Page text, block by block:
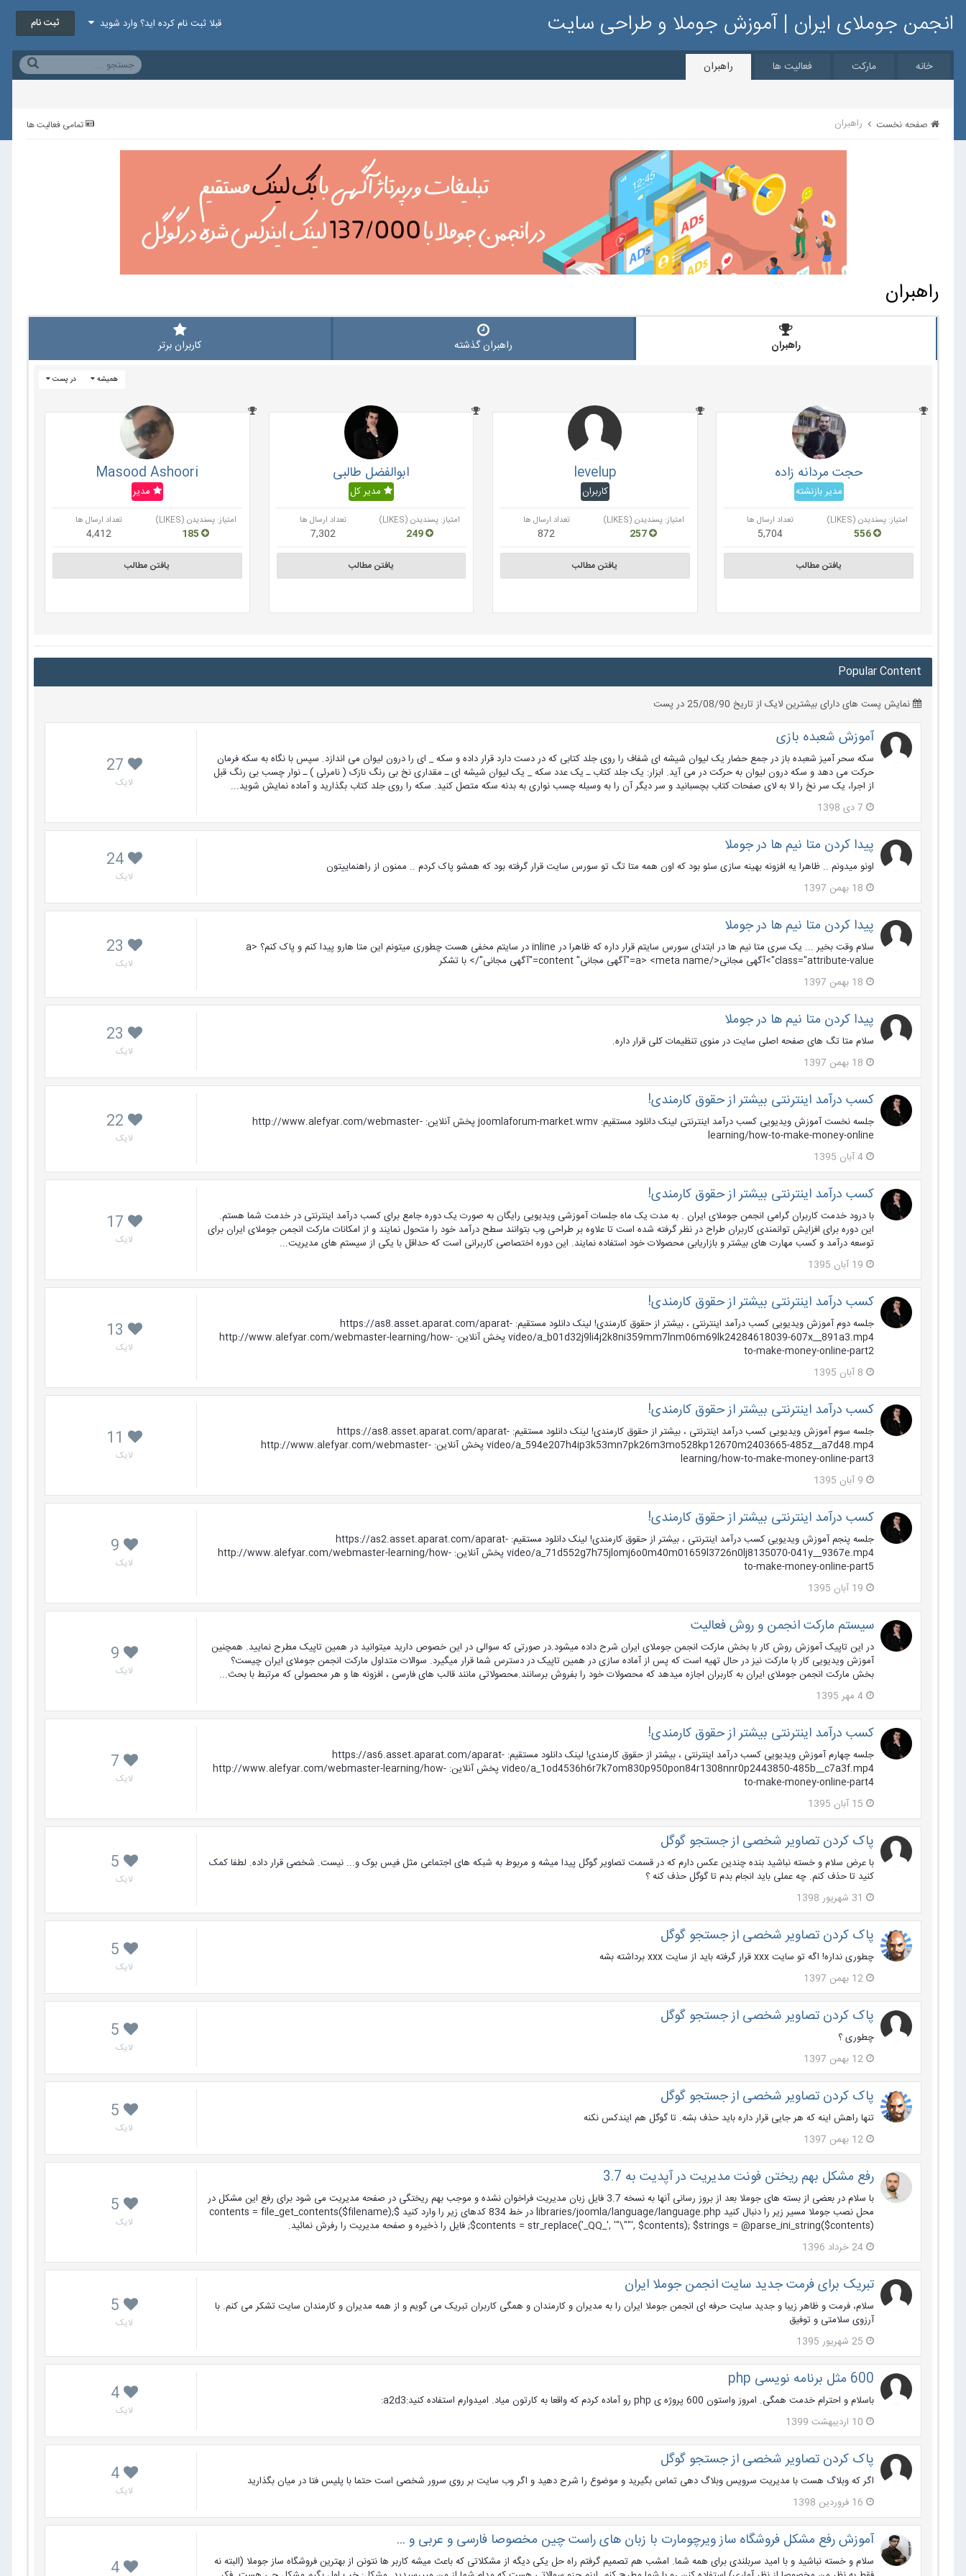
انجمن جوملای ایران | آموزش جوملا و طراحی سایت قبلا ثبت نام کرده اید؟ وارد شوید ثبت نام
خانه مارکت فعالیت ها راهبران
تمامی فعالیت ها صفحه نخست راهبران
راهبران
راهبران راهبران گذشته کاربران برتر
در پست همیشه
حجت مردانه زاده
مدیر بازنشته
امتیاز: پسندیدن (LIKES)
556
تعداد ارسال ها
5,704
یافتن مطالب
levelup
کاربران
امتیاز: پسندیدن (LIKES)
257
تعداد ارسال ها
872
یافتن مطالب
ابوالفضل طالبی
مدیر کل
امتیاز: پسندیدن (LIKES)
249
تعداد ارسال ها
7,302
یافتن مطالب
Masood Ashoori
مدیر
امتیاز: پسندیدن (LIKES)
185
تعداد ارسال ها
4,412
یافتن مطالب
Popular Content
نمایش پست های دارای بیشترین لایک از تاریخ 25/08/90 در پست
لایک
آموزش شعبده بازی
سکه سحر آمیز شعبده باز در جمع حضار یک لیوان شیشه ای شفاف را روی جلد کتابی که در دست دارد قرار داده و سکه _ ای را درون لیوان می اندازد. سپس با نگاه به سکه فرمان
حرکت می دهد و سکه درون لیوان به حرکت در می آید. ابزار: یک جلد کتاب ـ یک عدد سکه _ یک لیوان شیشه ای ـ مقداری نخ بی رنگ نازک ( نامرئی ) ـ نوار چسب بی رنگ قبل
از اجرا، یک سر نخ را لا به لای صفحات کتاب بچسبانید و سر دیگر آن را به وسیله چسب نواری به بدنه سکه متصل کنید. سکه را روی جلد کتاب بگذارید و آماده نمایش شوید...
7 دی 1398
لایک
پیدا کردن متا نیم ها در جوملا
اونو میدونم .. ظاهرا یه افزونه بهینه سازی سئو بود که اون همه متا تگ تو سورس سایت قرار گرفته بود که همشو پاک کردم .. ممنون از راهنماییتون
18 بهمن 1397
لایک
پیدا کردن متا نیم ها در جوملا
سلام وقت بخیر ... یک سری متا نیم ها در ابتدای سورس سایتم قرار داره که ظاهرا در inline در سایتم مخفی هست چطوری میتونم این متا هارو پیدا کنم و پاک کنم؟ <a
class="attribute-value">آگهی مجانی</a> <meta name="آگهی مجانی" content="آگهی مجانی"/> با تشکر
18 بهمن 1397
لایک
پیدا کردن متا نیم ها در جوملا
سلام متا تگ های صفحه اصلی سایت در منوی تنظیمات کلی قرار داره.
18 بهمن 1397
لایک
کسب درآمد اینترنتی بیشتر از حقوق کارمندی!
جلسه نخست آموزش ویدیویی کسب درآمد اینترنتی لینک دانلود مستقیم: joomlaforum-market.wmv پخش آنلاین: http://www.alefyar.com/webmaster-
learning/how-to-make-money-online
4 آبان 1395
لایک
کسب درآمد اینترنتی بیشتر از حقوق کارمندی!
با درود خدمت کاربران گرامی انجمن جوملای ایران . به مدت یک ماه جلسات آموزشی ویدیویی رایگان به صورت یک دوره جامع برای کسب درآمد اینترنتی در خدمت شما هستم.
این دوره برای افزایش توانمندی کاربران طراح در نظر گرفته شده است تا علاوه بر طراحی وب بتوانند سطح درآمد خود را متحول نمایند و از امکانات مارکت انجمن جوملای ایران برای
توسعه درآمد و کسب مهارت های بیشتر و بازاریابی محصولات خود استفاده نمایند. این دوره اختصاصی کاربرانی است که حداقل با یکی از سیستم های مدیریت...
19 آبان 1395
لایک
کسب درآمد اینترنتی بیشتر از حقوق کارمندی!
جلسه دوم آموزش ویدیویی کسب درآمد اینترنتی ، بیشتر از حقوق کارمندی! لینک دانلود مستقیم: https://as8.asset.aparat.com/aparat-
video/a_b01d32j9li4j2k8ni359mm7lnm06m69lk24284618039-607x__891a3.mp4 پخش آنلاین: http://www.alefyar.com/webmaster-learning/how-
to-make-money-online-part2
8 آبان 1395
لایک
کسب درآمد اینترنتی بیشتر از حقوق کارمندی!
جلسه سوم آموزش ویدیویی کسب درآمد اینترنتی ، بیشتر از حقوق کارمندی! لینک دانلود مستقیم: https://as8.asset.aparat.com/aparat-
video/a_594e207h4ip3k53mn7pk26m3mo528kp12670m2403665-485z__a7d48.mp4 پخش آنلاین: http://www.alefyar.com/webmaster-
learning/how-to-make-money-online-part3
9 آبان 1395
لایک
کسب درآمد اینترنتی بیشتر از حقوق کارمندی!
جلسه پنجم آموزش ویدیویی کسب درآمد اینترنتی ، بیشتر از حقوق کارمندی! لینک دانلود مستقیم: https://as2.asset.aparat.com/aparat-
video/a_71d552g7h75jlomj6o0m40m01659l3726n0lj8135070-041y__9367e.mp4 پخش آنلاین: http://www.alefyar.com/webmaster-learning/how-
to-make-money-online-part5
19 آبان 1395
لایک
سیستم مارکت انجمن و روش فعالیت
در این تاپیک آموزش روش کار با بخش مارکت انجمن جوملای ایران شرح داده میشود.در صورتی که سوالی در این خصوص دارید میتوانید در همین تاپیک مطرح نمایید. همچنین
آموزش ویدیویی کار با مارکت نیز در حال تهیه است که پس از آماده سازی در همین تاپیک در دسترس شما قرار میگیرد. سوالات متداول مارکت انجمن جوملای ایران چیست؟
بخش مارکت انجمن جوملای ایران به کاربران اجازه میدهد که محصولات خود را بفروش برسانند.محصولاتی مانند قالب های فارسی ، افزونه ها و هر محصولی که مرتبط با بحث...
4 مهر 1395
لایک
کسب درآمد اینترنتی بیشتر از حقوق کارمندی!
جلسه چهارم آموزش ویدیویی کسب درآمد اینترنتی ، بیشتر از حقوق کارمندی! لینک دانلود مستقیم: https://as6.asset.aparat.com/aparat-
video/a_1od4536h6r7k7om830p950pon84r1308nnr0p2443850-485b__c7a3f.mp4 پخش آنلاین: http://www.alefyar.com/webmaster-learning/how-
to-make-money-online-part4
15 آبان 1395
لایک
پاک کردن تصاویر شخصی از جستجو گوگل
با عرض سلام و خسته نباشید بنده چندین عکس دارم که در قسمت تصاویر گوگل پیدا میشه و مربوط به شبکه های اجتماعی مثل فیس بوک و... نیست. شخصی قرار داده. لطفا کمک
کنید تا حذف کنم. چه عملی باید انجام بدم تا گوگل حذف کنه ؟
31 شهریور 1398
لایک
پاک کردن تصاویر شخصی از جستجو گوگل
چطوری نداره! اگه تو سایت xxx قرار گرفته باید از سایت xxx برداشته بشه
12 بهمن 1397
لایک
پاک کردن تصاویر شخصی از جستجو گوگل
چطوری ؟
12 بهمن 1397
لایک
پاک کردن تصاویر شخصی از جستجو گوگل
تنها راهش اینه که هر جایی قرار داره باید حذف بشه. تا گوگل هم ایندکس نکنه
12 بهمن 1397
لایک
رفع مشکل بهم ریختن فونت مدیریت در آپدیت به 3.7
با سلام در بعضی از بسته های جوملا بعد از بروز رسانی آنها به نسخه 3.7 فایل زبان مدیریت فراخوان نشده و موجب بهم ریختگی در صفحه مدیریت می شود برای رفع این مشکل در
محل نصب جوملا مسیر زیر را دنبال کنید libraries/joomla/language/language.php در خط 834 کدهای زیر را وارد کنید $contents = file_get_contents($filename);
$contents = str_replace('_QQ_', '"\""', $contents); $strings = @parse_ini_string($contents); فایل را ذخیره و صفحه مدیریت را رفرش نمائید.
24 خرداد 1396
لایک
تبریک برای فرمت جدید سایت انجمن جوملا ایران
سلام، فرمت و ظاهر زیبا و جدید سایت حرفه ای انجمن جوملا ایران را به مدیران و کارمندان و همگی کاربران تبریک می گویم و از همه مدیران و کارمندان سایت تشکر می کنم. با
آرزوی سلامتی و توفیق
25 شهریور 1395
لایک
600 مثل برنامه نویسی php
باسلام و احترام خدمت همگی. امروز واستون 600 پروژه ی php رو آماده کردم که واقعا به کارتون میاد. امیدوارم استفاده کنید:a2d3:
10 اردیبهشت 1399
لایک
پاک کردن تصاویر شخصی از جستجو گوگل
اگر که وبلاگ هست با مدیریت سرویس وبلاگ دهی تماس بگیرید و موضوع را شرح دهید و اگر وب سایت بر روی سرور شخصی است حتما با پلیس فتا در میان بگذارید
16 فروردین 1398
آموزش رفع مشکل فروشگاه ساز ویرچومارت با زبان های راست چین مخصوصا فارسی و عربی و ...
سلام و خسته نباشید و با امید سربلندی برای همه شما. امشب هم تصمیم گرفتم راه حل یکی دیگه از مشکلاتی که باعث میشه کاربر ها نتونن از بهترین فروشگاه ساز جوملا (البته نه